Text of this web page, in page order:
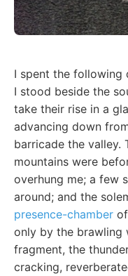
I spent the following
I stood beside the
take their rise in a
advancing down
barricade the valley.
mountains were
overhung me; a few
around; and the
presence-chamber
only by the brawling
fragment, the
cracking,